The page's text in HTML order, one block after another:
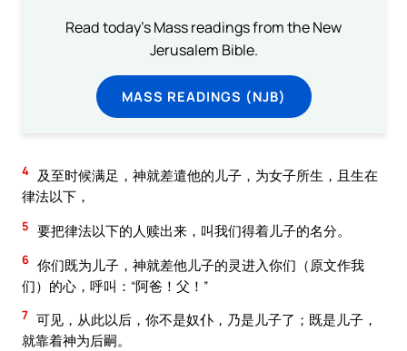
Read today's Mass readings from the New
Jerusalem Bible.
MASS READINGS (NJB)
4 及至时候满足，神就差遣他的儿子，为女子所生，且生在
律法以下，
5 要把律法以下的人赎出来，叫我们得着儿子的名分。
6 你们既为儿子，神就差他儿子的灵进入你们（原文作我
们）的心，呼叫：“阿爸！父！”
7 可见，从此以后，你不是奴仆，乃是儿子了；既是儿子，
就靠着神为后嗣。